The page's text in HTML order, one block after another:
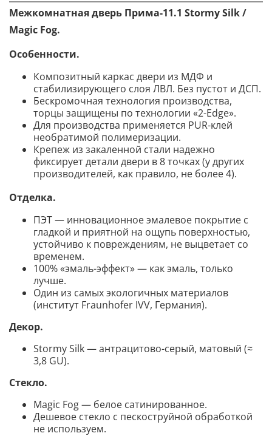
Межкомнатная дверь Прима-11.1 StormySilk /
Magic Fog.
Особенности.
Композитный каркас двери из МДФ и
стабилизирующего слоя ЛВЛ. Без пустот и ДСП.
Бескромочная технология производства,
торцы защищены по технологии «2-Edge».
Для производства применяется PUR-клей
необратимой полимеризации.
Крепеж из закаленной стали надежно
фиксирует детали двери в 8 точках (у других
производителей, как правило, не более 4).
Отделка.
ПЭТ — инновационное эмалевое покрытие c
гладкой и приятной на ощупь поверхностью,
устойчиво к повреждениям, не выцветает со
временем.
100% «эмаль-эффект» — как эмаль, только
лучше.
Один из самых экологичных материалов
(институт Fraunhofer IVV, Германия).
Декор.
StormySilk —антрацитово-серый, матовый (≈
3,8 GU).
Стекло.
Magic Fog — белое сатинированное.
Дешевое стекло с пескоструйной обработкой
не используем.